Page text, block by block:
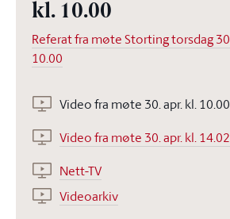
kl. 10.00
Referat fra møte Storting torsdag
10.00
Video fra møte 30. apr. kl.
Video fra møte 30. apr. kl.
Nett-TV
Videoarkiv